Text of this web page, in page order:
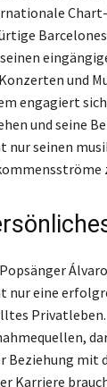
und
engagiert
und seine
nur seinen
nur eine
Privatleben.
Beziehung mit
Karriere